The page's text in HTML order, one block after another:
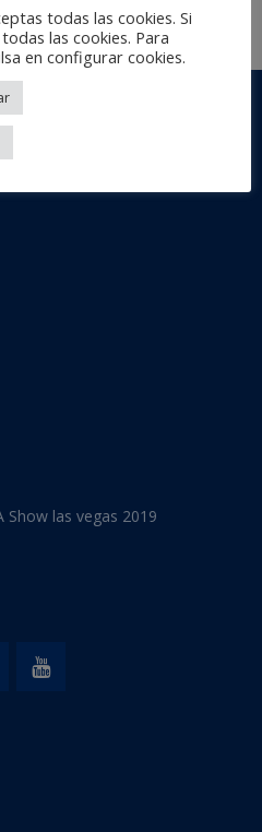
MÁS
Show las vegas 2019
todas las cookies. Si
las cookies. Para
en configurar cookies.